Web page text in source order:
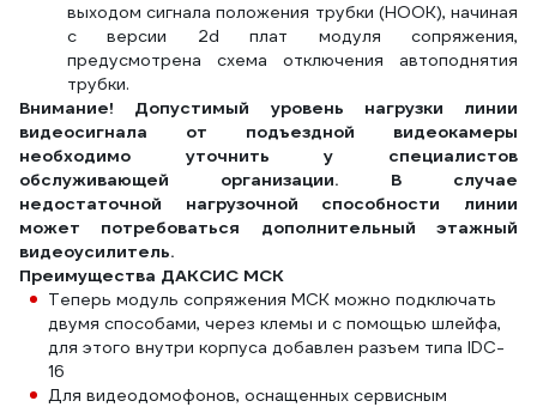
выходом сигнала положения трубки (HOOK), начиная
с версии 2d плат модуля сопряжения,
предусмотрена схема отключения автоподнятия
трубки.
Внимание! Допустимый уровень нагрузки линии
видеосигнала от подъездной видеокамеры
необходимо уточнить у специалистов
обслуживающей организации. В случае
недостаточной нагрузочной способности линии
может потребоваться дополнительный этажный
видеоусилитель.
Преимущества ДАКСИС МСК
Теперь модуль сопряжения МСК можно подключать
двумя способами, через клемы и с помощью шлейфа,
для этого внутри корпуса добавлен разъем типа IDC-
16
Для видеодомофонов, оснащенных сервисным